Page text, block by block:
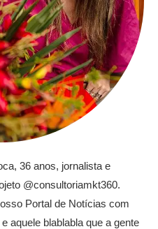
36 anos, jornalista e
@consultoriamkt360.
Portal de Notícias com
aquele blablabla que a gente